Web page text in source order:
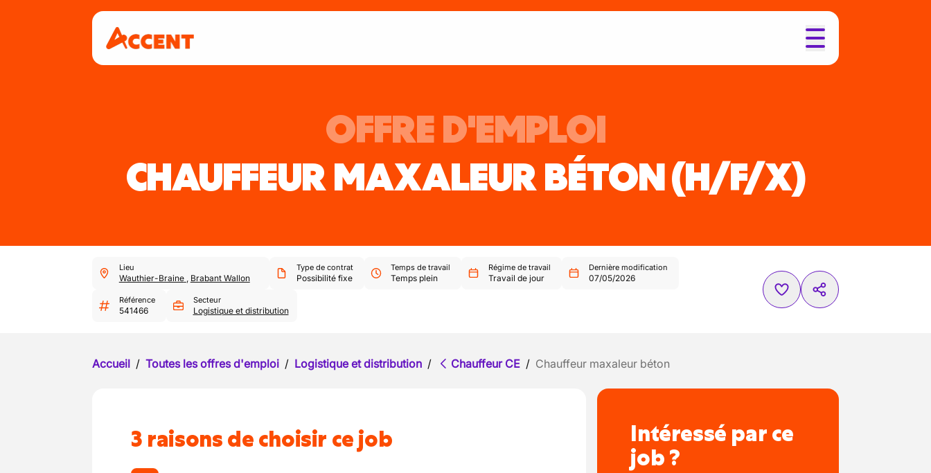
OFFRE D'EMPLOI
CHAUFFEUR MAXALEUR BÉTON(H/F/X)
Lieu
Wauthier-Braine , Brabant Wallon
Type de contrat
Possibilité fixe
Temps de travail
Temps plein
Régime de travail
Travail de jour
Dernière modification
07/05/2026
Référence
541466
Secteur
Logistique et distribution
Accueil / Toutes les offres d'emploi / Logistique et distribution / Chauffeur CE / Chauffeur maxaleur béton
3 raisons de choisir ce job
Intéressé par ce
job ?